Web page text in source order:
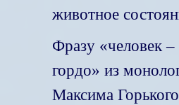
животное
Фразу «человек –
гордо» из
Максима